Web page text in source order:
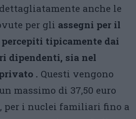
anche le
per gli assegni per il
tipicamente dai
dipendenti, sia nel
. Questi vengono
massimo di 37,50 euro
per i nuclei familiari fino a